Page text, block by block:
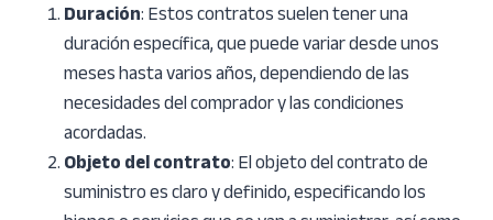
Duración: Estos contratos suelen tener una
duración específica, que puede variar desde unos
meses hasta varios años, dependiendo de las
necesidades del comprador y las condiciones
acordadas.
Objeto del contrato: El objeto del contrato de
suministro es claro y definido, especificando los